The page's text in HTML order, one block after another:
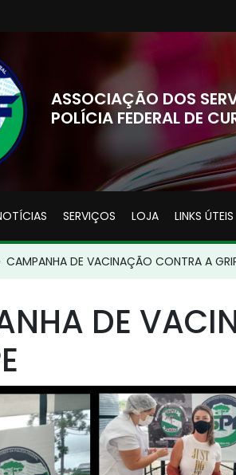
ASSOCIAÇÃO DOS
POLÍCIA FEDERAL DE
SERVIÇOS LOJA LINKS ÚTEIS
CAMPANHA DE VACINAÇÃO CONTRA A
DE